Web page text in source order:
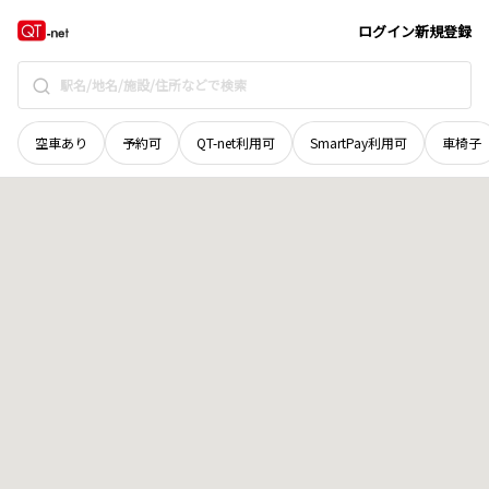
ログイン新規登録
空車あり 予約可 QT-net利用可 SmartPay利用可 車椅子
宮城県